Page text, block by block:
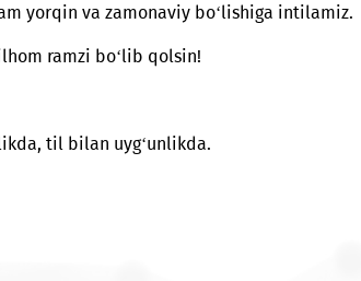
Mobiuz
merosga ega bo‘lgan
ham yorqin va zamonaviy bo‘lishiga
ilhom ramzi bo‘lib qolsin!